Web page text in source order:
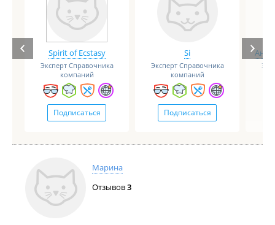
Spirit of Ecstasy
Эксперт Справочника
компаний
Подписаться
Si
Эксперт Справочника
компаний
Подписаться
Марина
Отзывов3